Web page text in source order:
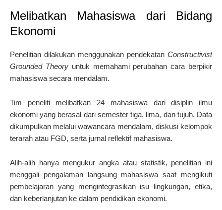
Melibatkan Mahasiswa dari Bidang
Ekonomi
Penelitian dilakukan menggunakan pendekatan Constructivist
Grounded Theoryuntuk memahami perubahan cara berpikir
mahasiswa secara mendalam.
Tim peneliti melibatkan 24 mahasiswa dari disiplin ilmu
ekonomi yang berasal dari semester tiga, lima, dan tujuh. Data
dikumpulkan melalui wawancara mendalam, diskusi kelompok
terarah atau FGD, serta jurnal reflektif mahasiswa.
Alih-alih hanya mengukur angka atau statistik, penelitian ini
menggali pengalaman langsung mahasiswa saat mengikuti
pembelajaran yang mengintegrasikan isu lingkungan, etika,
dan keberlanjutan ke dalam pendidikan ekonomi.